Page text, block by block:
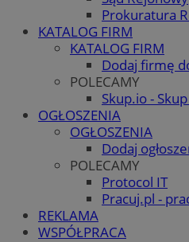
Prokuratura
KATALOG FIRM
KATALOG FIRM
Dodaj firmę
POLECAMY
Skup.io -
OGŁOSZENIA
OGŁOSZENIA
Dodaj
POLECAMY
Protocol IT
Pracuj.pl -
REKLAMA
WSPÓŁPRACA